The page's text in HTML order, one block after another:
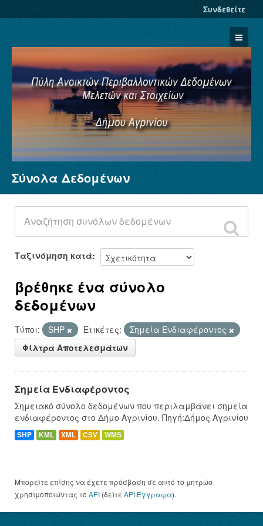
Συνδεθείτε
Σύνολα Δεδομένων
Φορείς
Ομάδες
Σχετικά
Σύνολα Δεδομένων
Ταξινόμηση κατά
βρέθηκε ένα σύνολο
δεδομένων
Τύποι: SHP Ετικέτες:
Σημεία Ενδιαφέροντος
Φίλτρα Αποτελεσμάτων
Σημεία Ενδιαφέροντος
Σημειακό σύνολο δεδομένων που περιλαμβάνει σημεία
ενδιαφέροντος στο Δήμο Αγρινίου. Πηγή:Δήμος Αγρινίου
SHP KML XML CSV WMS
Μπορείτε επίσης να έχετε πρόσβαση σε αυτό το μητρώο
χρησιμοποιώντας το API (δείτε API Έγγραφα).